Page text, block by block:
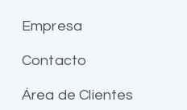
Empresa
Contacto
Área de Clientes